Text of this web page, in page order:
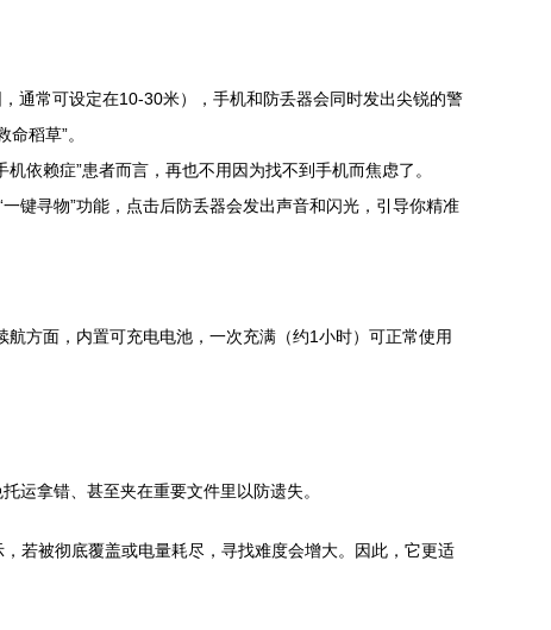
通常可设定在10-30米），手机和防丢器会同时发出尖锐的警
稻草”。
依赖症”患者而言，再也不用因为找不到手机而焦虑了。
键寻物”功能，点击后防丢器会发出声音和闪光，引导你精准
方面，内置可充电电池，一次充满（约1小时）可正常使用
运拿错、甚至夹在重要文件里以防遗失。
若被彻底覆盖或电量耗尽，寻找难度会增大。因此，它更适